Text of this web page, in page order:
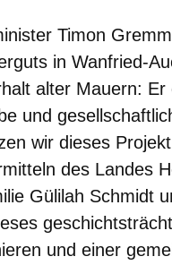
Timon
in Wanfried-
alter Mauern:
und
wir dieses
des Landes
Gülilah Schmidt
und einer